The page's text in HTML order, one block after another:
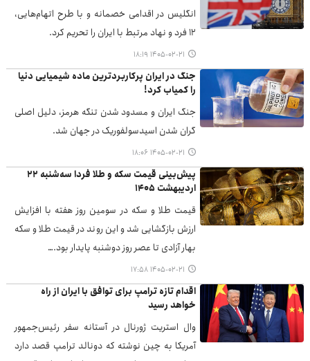
انگلیس در اقدامی خصمانه و با طرح اتهام‌هایی،
۱۲ فرد و نهاد مرتبط با ایران را تحریم کرد.
۱۴۰۵-۰۲-۲۱ ۱۸:۱۹
جنگ در ایران پرکاربردترین ماده شیمیایی دنیا
را کمیاب کرد!
جنگ ایران و مسدود شدن تنگه هرمز، دلیل اصلی
گران شدن اسیدسولفوریک در جهان شد.
۱۴۰۵-۰۲-۲۱ ۱۸:۰۶
پیش‌بینی قیمت سکه و طلا فردا سه‌شنبه ۲۲
اردیبهشت ۱۴۰۵
قیمت طلا و سکه در سومین روز هفته با افزایش
ارزش بازگشایی شد و این روند در قیمت طلا و سکه‌
بهار آزادی تا عصر روز دوشنبه پایدار بود.…
۱۴۰۵-۰۲-۲۱ ۱۷:۵۸
اقدام تازه ترامپ برای توافق با ایران از راه
خواهد رسید
وال استریت ژورنال در آستانه سفر رئیس‌جمهور
آمریکا به چین نوشته که دونالد ترامپ قصد دارد